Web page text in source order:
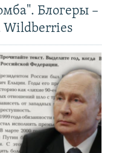
Блогеры –
Wildberries